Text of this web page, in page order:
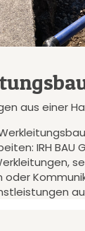
aus einer
IRH BAU
oder